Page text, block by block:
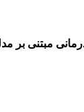
مبتنی بر